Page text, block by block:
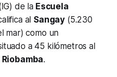
de la Escuela
al Sangay (5.230
mar) como un
a 45 kilómetros al
Riobamba.